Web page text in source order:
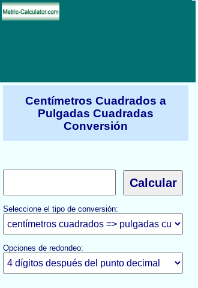
Centímetros Cuadrados a
Pulgadas Cuadradas
Conversión
Seleccione el tipo de conversión:
Opciones de redondeo: